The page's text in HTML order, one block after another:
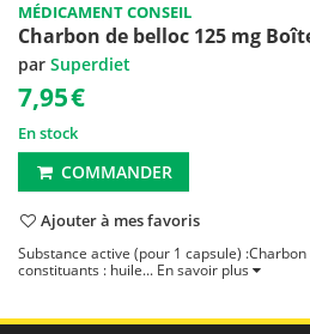
MÉDICAMENT CONSEIL
Charbon de belloc 125 mg
par Superdiet
7,95€
En stock
COMMANDER
Ajouter à mes favoris
Substance active (pour 1 capsule)
constituants : huile... En savoir plus